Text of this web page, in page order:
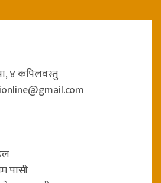
४ कपिलवस्तु
पासी